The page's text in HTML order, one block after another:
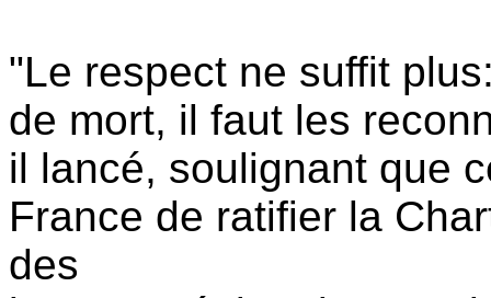
"Le respect ne suffit
de mort, il faut les
il lancé, soulignant que
France de ratifier la
des